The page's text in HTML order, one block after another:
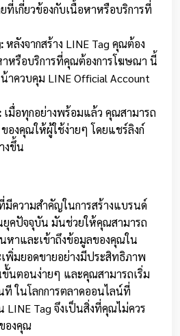
ที่เกี่ยวข้องกับเนื้อหาหรือบริการที่
หลังจากสร้าง LINE Tag คุณต้อง
าหรือบริการที่คุณต้องการโฆษณา นี้
าควบคุม LINE Official Account
เมื่อทุกอย่างพร้อมแล้ว คุณสามารถ
องคุณให้ผู้ใช้ง่ายๆ โดยแชร์ลิงก์
งขึ้น
มีความสำคัญในการสร้างแบรนด์
ยุคปัจจุบัน มันช่วยให้คุณสามารถ
หาและเข้าถึงข้อมูลของคุณใน
พิ่มยอดขายอย่างมีประสิทธิภาพ
ขั้นตอนง่ายๆ และคุณสามารถเริ่ม
ในโลกการตลาดออนไลน์ที่
LINE Tag จึงเป็นสิ่งที่คุณไม่ควร
องคุณ